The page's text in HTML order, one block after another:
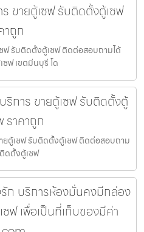
ขายตู้เซฟ รับติดตั้งตู้เซฟ
ถูก
ฟ รับติดตั้งตู้เซฟ ติดต่อสอบถามได้
ฟ เขตมีนบุรี โด
ริการ ขายตู้เซฟ รับติดตั้งตู้
ราคาถูก
ยตู้เซฟ รับติดตั้งตู้เซฟ ติดต่อสอบถาม
ดตั้งตู้เซฟ
ก บริการห้องมั่นคงมีกล่อง
ซฟ เพื่อเป็นที่เก็บของมีค่า